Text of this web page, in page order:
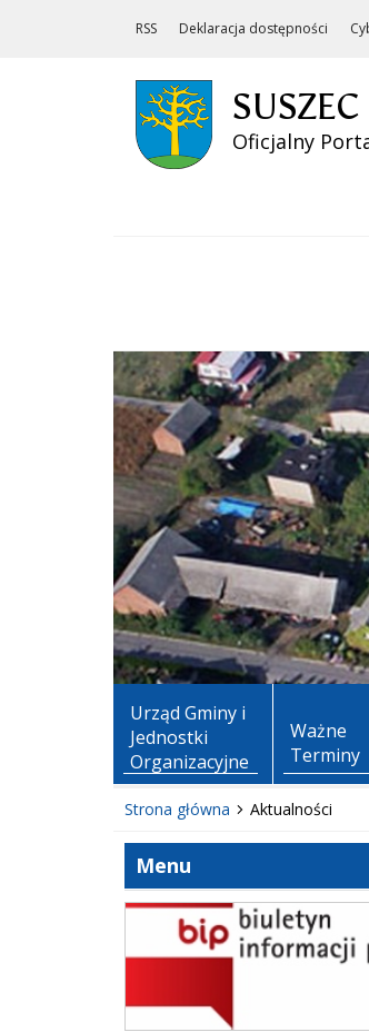
RSS Deklaracja dostępności
SUSZEC
Oficjalny
Urząd Gminy i
Jednostki
Organizacyjne
Ważne
Terminy
Strona główna Aktualności
Menu
BIP Suszec